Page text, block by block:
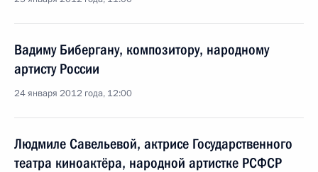
Вадиму Бибергану, композитору, народному
артисту России
24 января 2012 года, 12:00
Людмиле Савельевой, актрисе Государственного
театра киноактёра, народной артистке РСФСР